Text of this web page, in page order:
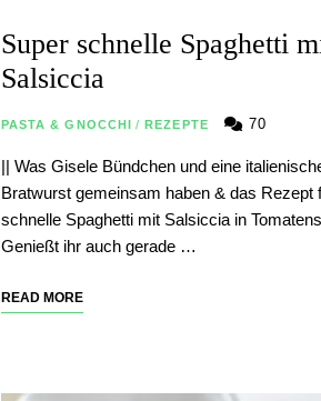
Super schnelle Spaghetti
Salsiccia
PASTA & GNOCCHI / REZEPTE 70
|| Was Gisele Bündchen und eine
Bratwurst gemeinsam haben & das Rezept
schnelle Spaghetti mit Salsiccia in
Genießt ihr auch gerade …
READ MORE